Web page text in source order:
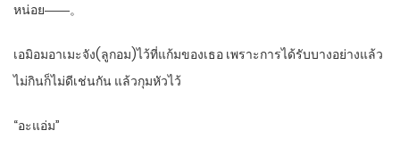
หน่อย――。
เอมิอมอาเมะจัง(ลูกอม)ไว้ที่แก้มของเธอ เพราะการได้รับบางอย่างแล้ว
ไม่กินก็ไม่ดีเช่นกัน แล้วกุมหัวไว้
“อะแอ่ม”